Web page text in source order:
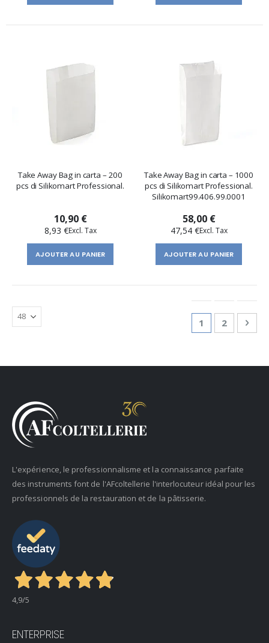
Take Away Bag in carta – 200
pcs di Silikomart Professional.
10,90 €
8,93 €
AJOUTER AU PANIER
Take Away Bag in carta – 1000
pcs di Silikomart Professional.
Silikomart99.406.99.0001
58,00 €
47,54 €
AJOUTER AU PANIER
You're
1 Page
2
L'expérience, le professionnalisme et la connaissance parfaite
des instruments font de l'AFcoltellerie l'interlocuteur idéal pour les
professionnels de la restauration et de la pâtisserie.
4,9/5
ENTERPRISE